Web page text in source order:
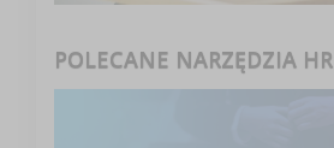
POLECANE NARZĘDZIA HR